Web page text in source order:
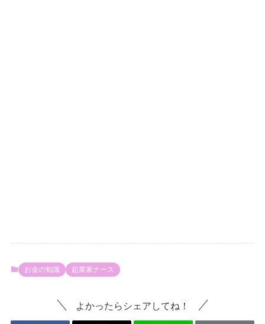
お金の知識 起業家ナース
よかったらシェアしてね！